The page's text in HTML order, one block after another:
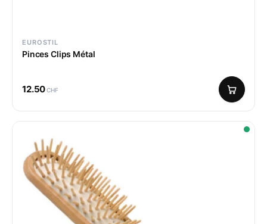
EUROSTIL
Pinces Clips Métal
12.50CHF